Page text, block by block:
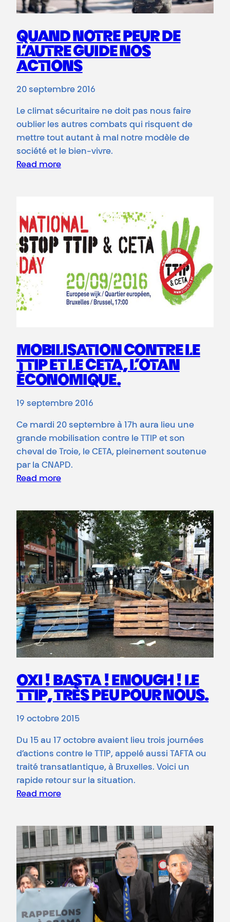
QUAND NOTRE PEUR DE
L’AUTRE GUIDE NOS
ACTIONS
20 septembre 2016
Le climat sécuritaire ne doit pas nous faire
oublier les autres combats qui risquent de
mettre tout autant à mal notre modèle de
société et le bien-vivre.
Read more
MOBILISATION CONTRE LE
TTIP ET LE CETA, L’OTAN
ÉCONOMIQUE.
19 septembre 2016
Ce mardi 20 septembre à 17h aura lieu une
grande mobilisation contre le TTIP et son
cheval de Troie, le CETA, pleinement soutenue
par la CNAPD.
Read more
OXI ! BASTA ! ENOUGH ! LE
TTIP, TRÈS PEU POUR NOUS.
19 octobre 2015
Du 15 au 17 octobre avaient lieu trois journées
d’actions contre le TTIP, appelé aussi TAFTA ou
traité transatlantique, à Bruxelles. Voici un
rapide retour sur la situation.
Read more